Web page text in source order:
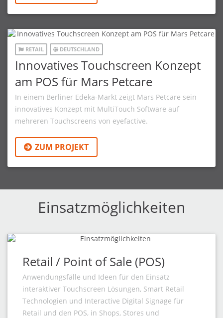
RETAIL DEUTSCHLAND
Innovatives Touchscreen Konzept
am POS für Mars Petcare
In einem Berliner Edeka-Markt zeigt Mars Petcare sein
innovatives Konzept mit MultiTouch Software auf
mehreren Touchscreens von eyefactive.
ZUM PROJEKT
Einsatzmöglichkeiten
Retail / Point of Sale (POS)
Anwendungsfälle und Ideen für den Einsatz
interaktiver Touchscreen Lösungen, Smart Retail
Technologien und Interactive Digital Signage für
Retail und den POS, in Shops, Stores und